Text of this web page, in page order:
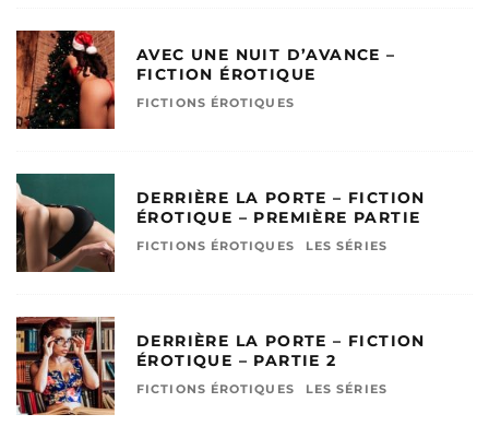
AVEC UNE NUIT D’AVANCE –
FICTION ÉROTIQUE
FICTIONS ÉROTIQUES
DERRIÈRE LA PORTE – FICTION
ÉROTIQUE – PREMIÈRE PARTIE
FICTIONS ÉROTIQUES LES SÉRIES
DERRIÈRE LA PORTE – FICTION
ÉROTIQUE – PARTIE 2
FICTIONS ÉROTIQUES LES SÉRIES